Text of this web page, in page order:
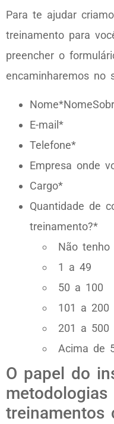
Para te ajudar
treinamento para
preencher o
encaminharemos no
E-mail*
Telefone*
Empresa onde
Cargo*
Quantidade de
treinamento?*
Não tenho
1 a 49
50 a 100
101 a 200
201 a 500
Acima de
O papel do
treinamentos